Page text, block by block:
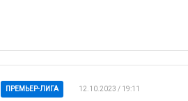
ПРЕМЬЕР-ЛИГА 12.10.2023 / 19:11